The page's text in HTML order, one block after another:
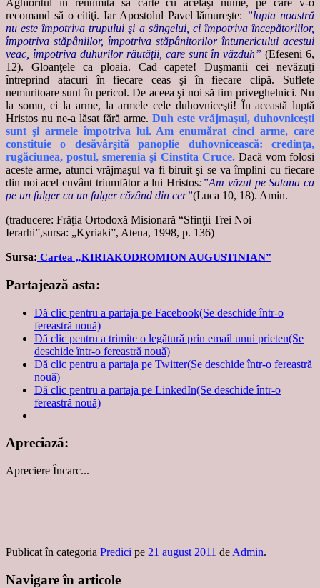
Aghioritul în renumita sa carte cu acelaşi nume, pe care v-o
recomand să o citiţi. Iar Apostolul Pavel lămureşte: ”lupta noastră
nu este împotriva trupului şi a sângelui, ci împotriva începătoriilor,
împotriva stăpâniilor, împotriva stăpânitorilor întunericului acestui
veac, împotriva duhurilor răutăţii, care sunt în văzduh” (Efeseni 6,
12). Gloanţele ca ploaia. Cad capete! Duşmanii cei nevăzuţi
întreprind atacuri în fiecare ceas şi în fiecare clipă. Suflete
nemuritoare sunt în pericol. De aceea şi noi să fim priveghelnici. Nu
la somn, ci la arme, la armele cele duhovniceşti! În această luptă
Hristos nu ne-a lăsat fără arme. Duh este vrăjmaşul, duhovniceşti
sunt şi armele împotriva lui. Am enumărat cinci arme, care
constituie o desăvârşită panoplie duhovnicească: credinţa,
rugăciunea, postul, smerenia şi Cinstita Cruce.Dacă vom folosi
aceste arme, atunci vrăjmaşul va fi biruit şi se va împlini cu fiecare
din noi acel cuvânt triumfător a lui Hristos:”Am văzut pe Satana ca
pe un fulger ca un fulger căzând din cer”(Luca 10, 18). Amin.
(traducere: Frăţia Ortodoxă Misionară “Sfinţii Trei Noi
Ierarhi”,sursa: „Kyriaki”, Atena, 1998, p. 136)
Sursa: Cartea „KIRIAKODROMION AUGUSTINIAN”
Partajează asta:
Dă clic pentru a partaja pe Facebook(Se deschide într-o
fereastră nouă)
Dă clic pentru a trimite o legătură prin email unui prieten(Se
deschide într-o fereastră nouă)
Dă clic pentru a partaja pe Twitter(Se deschide într-o fereastră
nouă)
Dă clic pentru a partaja pe LinkedIn(Se deschide într-o
fereastră nouă)
Apreciază:
Apreciere Încarc...
Publicat în categoria Predici pe 21 august 2011 de Admin.
Navigare în articole